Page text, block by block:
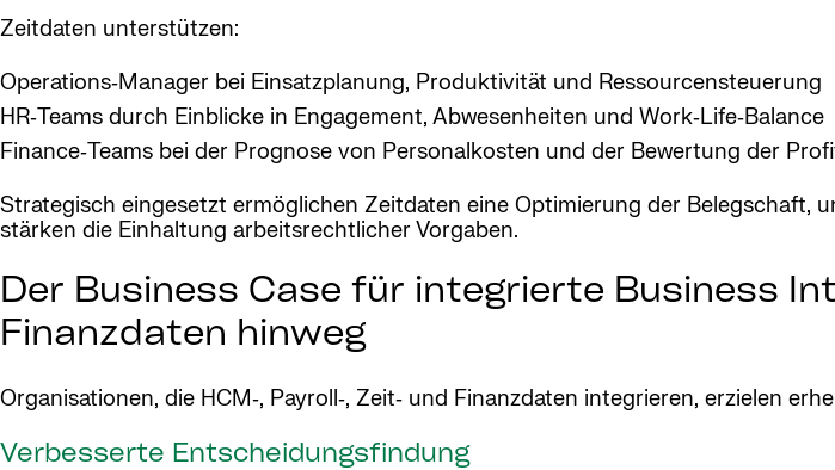
Zeitdaten unterstützen:
Operations‑Manager bei Einsatzplanung, Produktivität und Ressourcensteuerung
HR‑Teams durch Einblicke in Engagement, Abwesenheiten und Work‑Life‑Balance
Finance‑Teams bei der Prognose von Personalkosten und der Bewertung der
Strategisch eingesetzt ermöglichen Zeitdaten eine Optimierung der Belegschaft,
stärken die Einhaltung arbeitsrechtlicher Vorgaben.
Der Business Case für integrierte Business
Finanzdaten hinweg
Organisationen, die HCM‑, Payroll‑, Zeit‑ und Finanzdaten integrieren, erzielen
Verbesserte Entscheidungsfindung